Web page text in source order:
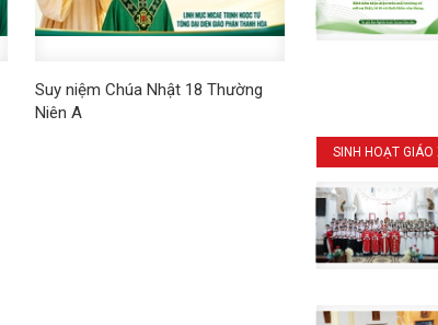
Suy niệm Chúa Nhật 18 Thường
Niên A
SINH HOẠT GIÁO